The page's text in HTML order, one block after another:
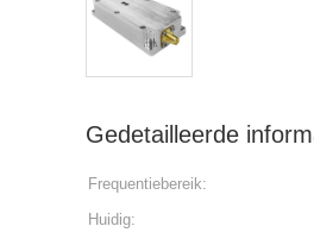
Gedetailleerde
Frequentiebereik:
Huidig: